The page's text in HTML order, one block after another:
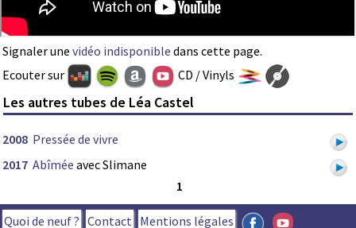
Signaler une vidéo indisponible dans cette page.
Ecouter sur
CD / Vinyls
Les autres tubes de Léa Castel
2008 Pressée de vivre
2017 Abîmée avec Slimane
1
Quoi de neuf ? Contact Mentions légales